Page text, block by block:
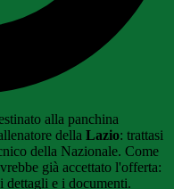
alla panchina
della Lazio: trattasi
della Nazionale. Come
già accettato l'offerta:
dettagli e i documenti.